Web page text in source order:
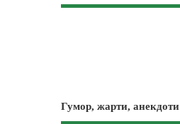
Гумор, жарти, анекдоти